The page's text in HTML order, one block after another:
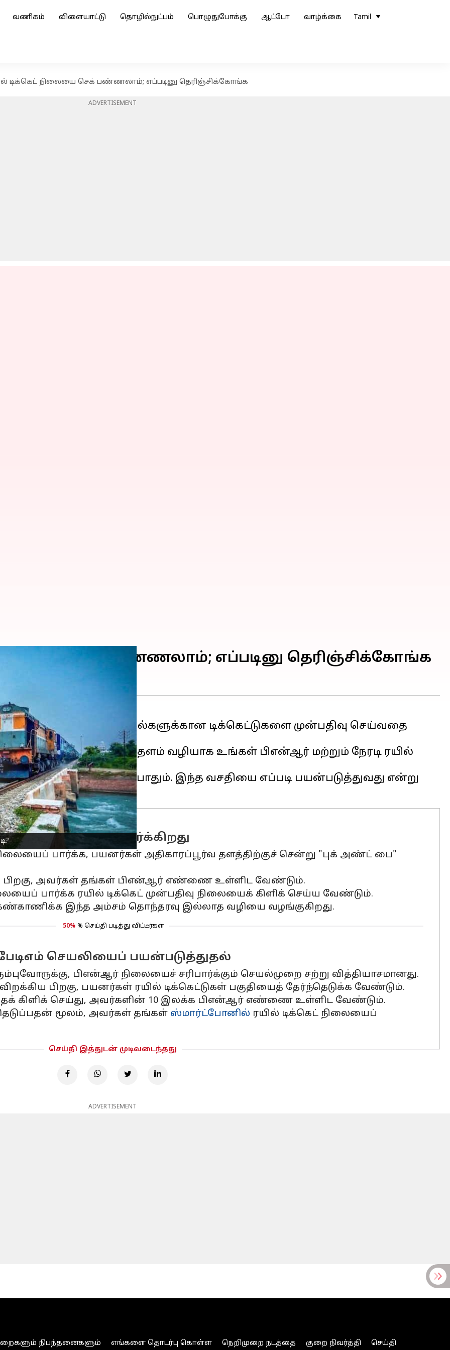
வணிகம் விளையாட்டு தொழில்நுட்பம் பொழுதுபோக்கு ஆட்டோ வாழ்க்கை Tamil
டிக்கெட் நிலையை செக் பண்ணலாம்; எப்படினு தெரிஞ்சிக்கோங்க
ADVERTISEMENT
நிலையை செக் பண்ணலாம்; எப்படினு தெரிஞ்சிக்கோங்க
தளமான
, ரயில்களுக்கான டிக்கெட்டுகளை முன்பதிவு செய்வதை
தவிர, பேடிஎம் அதன் தளம் வழியாக உங்கள் பிஎன்ஆர் மற்றும் நேரடி ரயில்
எண் மட்டுமே போதும். இந்த வசதியை எப்படி பயன்படுத்துவது என்று
நிலையைச் சரிபார்க்கிறது
பார்க்க, பயனர்கள் அதிகாரப்பூர்வ தளத்திற்குச் சென்று "புக் அண்ட் பை"
பிறகு, அவர்கள் தங்கள் பிஎன்ஆர் எண்ணை உள்ளிட வேண்டும்.
பார்க்க ரயில் டிக்கெட் முன்பதிவு நிலையைக் கிளிக் செய்ய வேண்டும்.
இந்த அம்சம் தொந்தரவு இல்லாத வழியை வழங்குகிறது.
50% % செய்தி படித்து விட்டீர்கள்
செயலியைப் பயன்படுத்துதல்
பிஎன்ஆர் நிலையைச் சரிபார்க்கும் செயல்முறை சற்று வித்தியாசமானது.
பிறகு, பயனர்கள் ரயில் டிக்கெட்டுகள் பகுதியைத் தேர்ந்தெடுக்க வேண்டும்.
கிளிக் செய்து, அவர்களின் 10 இலக்க பிஎன்ஆர் எண்ணை உள்ளிட வேண்டும்.
மூலம், அவர்கள் தங்கள் ஸ்மார்ட்போனில் ரயில் டிக்கெட் நிலையைப்
செய்தி இத்துடன் முடிவடைந்தது
ADVERTISEMENT
நிபந்தனைகளும் எங்களை தொடர்பு கொள்ள நெறிமுறை நடத்தை குறை நிவர்த்தி செய்தி